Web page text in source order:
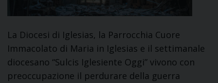
La Diocesi di Iglesias, la Parrocchia Cuore
Immacolato di Maria in Iglesias e il settimanale
diocesano “Sulcis Iglesiente Oggi” vivono con
preoccupazione il perdurare della guerra